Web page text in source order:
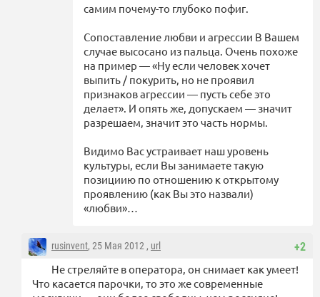
самим почему-то глубоко пофиг.
Сопоставление любви и агрессии В Вашем
случае высосано из пальца. Очень похоже
на пример — «Ну если человек хочет
выпить / покурить, но не проявил
признаков агрессии — пусть себе это
делает». И опять же, допускаем — значит
разрешаем, значит это часть нормы.
Видимо Вас устраивает наш уровень
культуры, если Вы занимаете такую
позициию по отношению к открытому
проявлению (как Вы это назвали)
«любви»…
+2
rusinvent, 25 Мая 2012 , url
Не стреляйте в оператора, он снимает как умеет!
Что касается парочки, то это же современные